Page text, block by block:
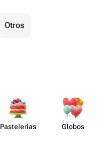
Otros
Paste​lerías Globos